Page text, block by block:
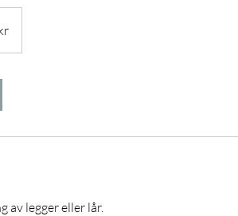
av legger eller lår.